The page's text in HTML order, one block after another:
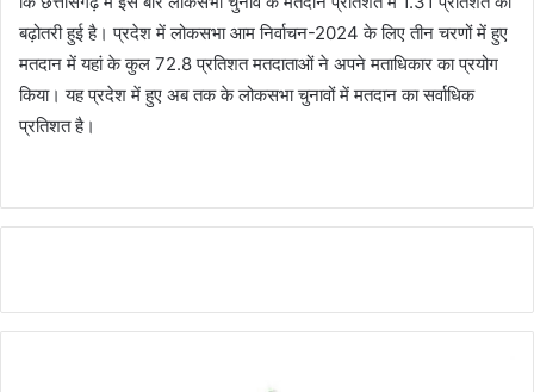
बढ़ोतरी हुई है। प्रदेश में लोकसभा आम निर्वाचन-2024 के लिए तीन चरणों में हुए
मतदान में यहां के कुल 72.8 प्रतिशत मतदाताओं ने अपने मताधिकार का प्रयोग
किया। यह प्रदेश में हुए अब तक के लोकसभा चुनावों में मतदान का सर्वाधिक
प्रतिशत है।
Reading